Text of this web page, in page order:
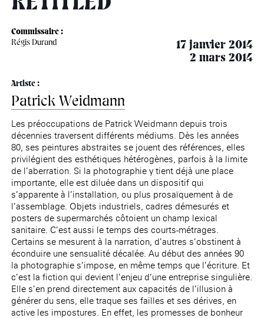
RETITLED
17 janvier 2014
2 mars 2014
Commissaire :
Régis Durand
Artiste :
Patrick Weidmann
Les préoccupations de Patrick Weidmann depuis trois
décennies traversent différents médiums. Dès les années
80, ses peintures abstraites se jouent des références, elles
privilégient des esthétiques hétérogènes, parfois à la limite
de l’aberration. Si la photographie y tient déjà une place
importante, elle est diluée dans un dispositif qui
s’apparente à l’installation, ou plus prosaïquement à de
l’assemblage. Objets industriels, cadres démesurés et
posters de supermarchés côtoient un champ lexical
sanitaire. C’est aussi le temps des courts-métrages.
Certains se mesurent à la narration, d’autres s’obstinent à
éconduire une sensualité décalée. Au début des années 90
la photographie s’impose, en même temps que l’écriture. Et
c’est la fiction qui devient l’enjeu d’une entreprise singulière.
Elle s’en prend directement aux capacités de l’illusion à
générer du sens, elle traque ses failles et ses dérives, en
active les impostures. En effet, les promesses de bonheur
âge, à la
Maison nationale
(EHPAD)
Rotonde Balzac de l’Hôtel
Jardin public de l’Hôtel
Salomon de Rothschild